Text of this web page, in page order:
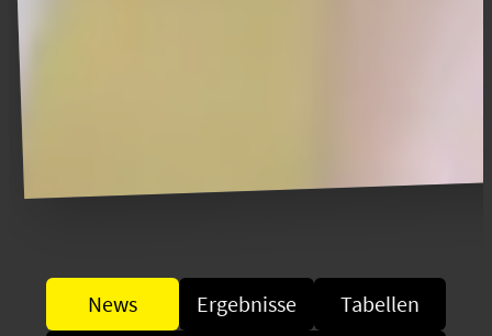
News Ergebnisse
Tabellen